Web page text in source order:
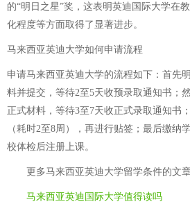
的“明日之星”奖，这表明英迪国际大学在
化程度等方面取得了显著进步。
马来西亚英迪大学如何申请流程
申请马来西亚英迪大学的流程如下：首先
料并提交，等待2至5天收预录取通知书；
正式材料，等待3至7天收正式录取通知书
（耗时2至8周），再进行贴签；最后缴纳
校体检后注册上课。
更多马来西亚英迪大学留学条件的文
马来西亚英迪国际大学值得读吗